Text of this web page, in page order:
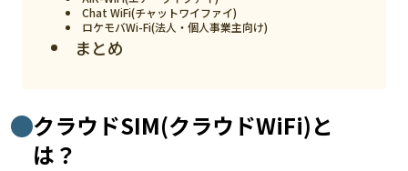
Chat WiFi(チャットワイファイ)
ロケモバWi-Fi(法人・個人事業主向け)
まとめ
クラウドSIM(クラウドWiFi)と
は？